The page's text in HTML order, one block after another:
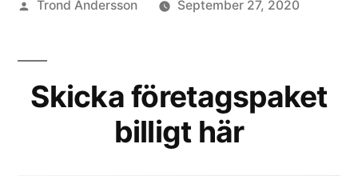
Posted
Trond Andersson September 27, 2020
Skicka företagspaket
billigt här